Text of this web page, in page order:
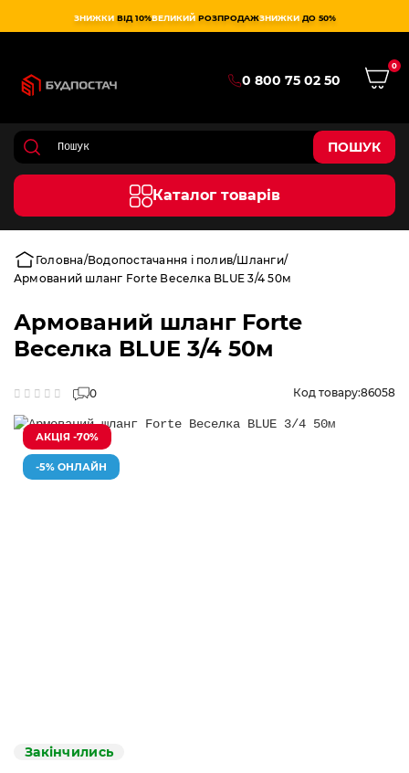
ЗНИЖКИ ВІД 10%ВЕЛИКИЙ РОЗПРОДАЖЗНИЖКИ ДО 50%
0 800 75 02 50
0
ПОШУК
Каталог товарів
Головна Водопостачання і полив Шланги
Армований шланг Forte Веселка BLUE 3/4 50м
Армований шланг Forte
Веселка BLUE 3/4 50м
0 Код товару:86058
АКЦІЯ -70%
-5% ОНЛАЙН
Закінчились